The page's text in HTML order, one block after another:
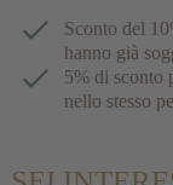
Sconto del
hanno già
5% di sconto
nello stesso